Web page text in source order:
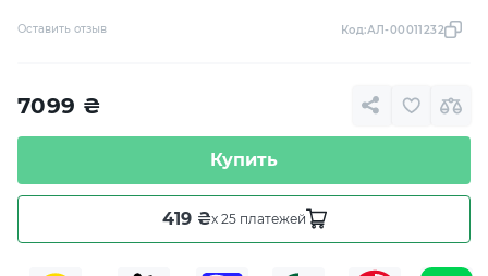
Оставить отзыв Код:АЛ-00011232
7099 ₴
Купить
419 ₴x 25 платежей